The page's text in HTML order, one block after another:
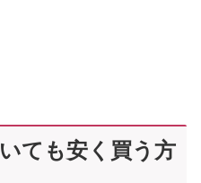
ても安く買う方